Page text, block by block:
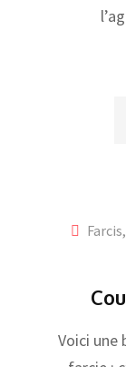
Farcis,
Voici une